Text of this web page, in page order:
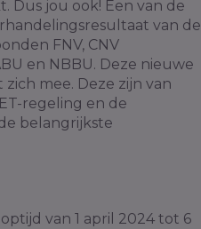
Dus jou ook! Een van de
van de
FNV, CNV
en NBBU. Deze nieuwe
mee. Deze zijn van
regeling en de
belangrijkste
van 1 april 2024 tot 6